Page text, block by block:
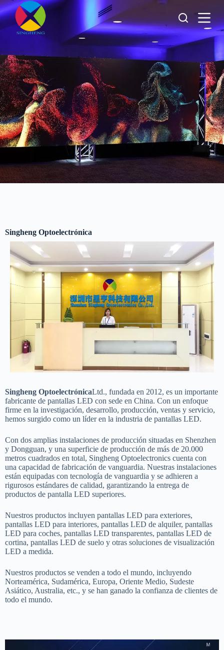
跳
过
内
Más información sobre
nuestro equipo
Singheng Optoelectrónica
Singheng OptoelectrónicaLtd., fundada en 2012, es un importante
fabricante de pantallas LED con sede en China. Con un enfoque
firme en la investigación, desarrollo, producción, ventas y servicio,
hemos surgido como un líder en la industria de pantallas LED.
Con dos amplias instalaciones de producción situadas en Shenzhen
y Dongguan, y una superficie de producción de más de 20.000
metros cuadrados en total, Singheng Optoelectronics cuenta con
una capacidad de fabricación de vanguardia. Nuestras instalaciones
están equipadas con tecnología de vanguardia y se adhieren a
rigurosos estándares de calidad, garantizando la entrega de
productos de pantalla LED superiores.
Nuestros productos incluyen pantallas LED para exteriores,
pantallas LED para interiores, pantallas LED de alquiler, pantallas
LED para coches, pantallas LED transparentes, pantallas LED de
cortina, pantallas LED de suelo y otras soluciones de visualización
LED a medida.
Nuestros productos se venden a todo el mundo, incluyendo
Norteamérica, Sudamérica, Europa, Oriente Medio, Sudeste
Asiático, Australia, etc., y se han ganado la confianza de clientes de
todo el mundo.